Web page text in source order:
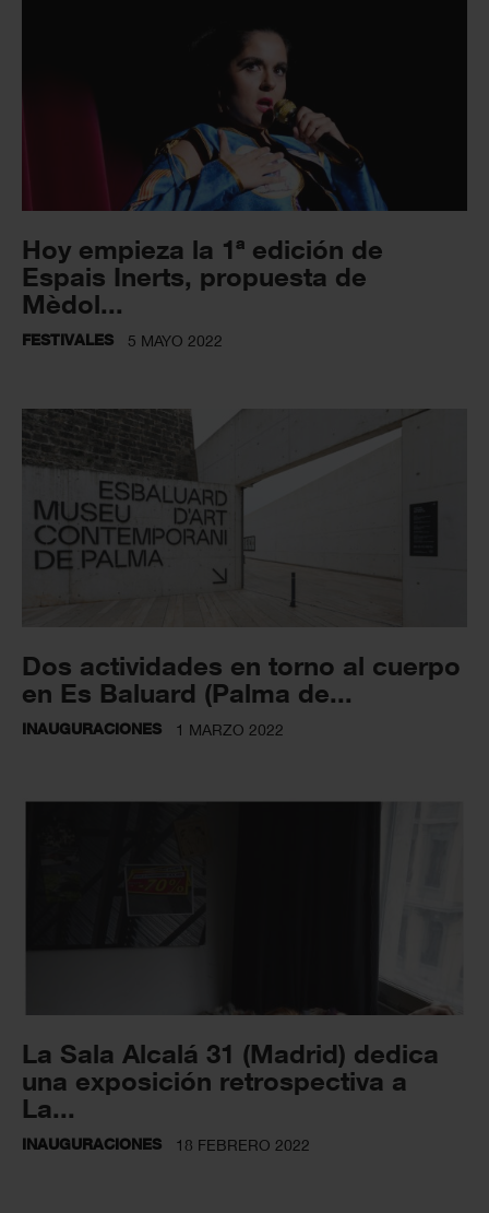
Hoy empieza la 1ª edición de
Espais Inerts, propuesta de
Mèdol...
FESTIVALES 5 MAYO 2022
Dos actividades en torno al cuerpo
en Es Baluard (Palma de...
INAUGURACIONES 1 MARZO 2022
La Sala Alcalá 31 (Madrid) dedica
una exposición retrospectiva a
La...
INAUGURACIONES 18 FEBRERO 2022